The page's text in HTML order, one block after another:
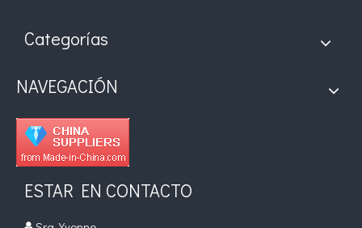
Categorías
NAVEGACIÓN
ESTAR EN CONTACTO